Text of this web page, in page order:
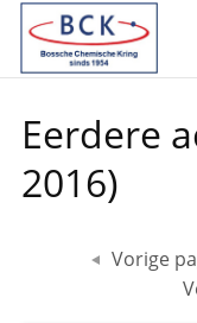
Sla
links
over
naar
de
inhoud
Eerdere
2016)
Vorige